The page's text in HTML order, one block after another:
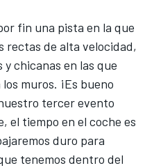
fin una pista en la que
rectas de alta velocidad,
chicanas en las que
muros. ¡Es bueno
tercer evento
el tiempo en el coche es
duro para
tenemos dentro del